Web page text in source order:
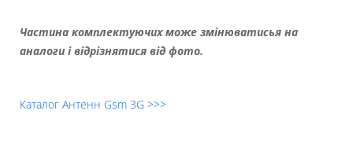
Частина комплектуючих може змінюватисья на
аналоги і відрізнятися від фото.
Каталог Антенн Gsm 3G >>>